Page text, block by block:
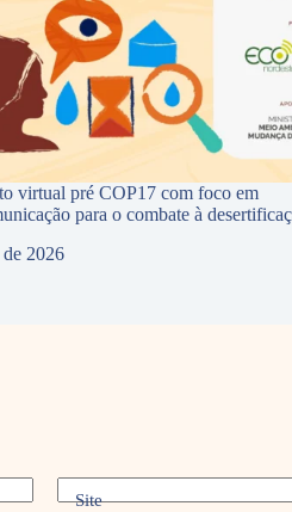
virtual pré COP17 com foco em
para o combate à
2026
Site